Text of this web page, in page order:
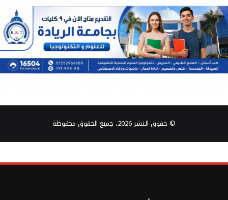
© حقوق النشر 2026، جميع الحقوق محفوظة